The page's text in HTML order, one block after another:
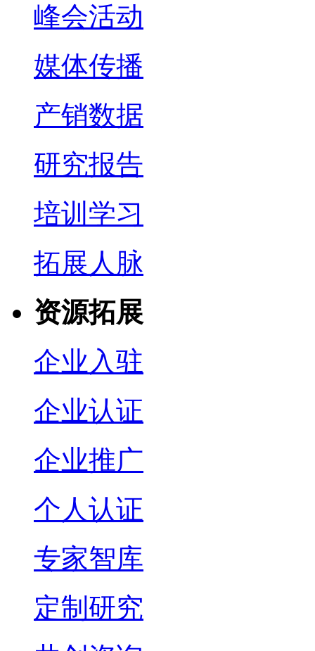
峰会活动
媒体传播
产销数据
研究报告
培训学习
拓展人脉
资源拓展
企业入驻
企业认证
企业推广
个人认证
专家智库
定制研究